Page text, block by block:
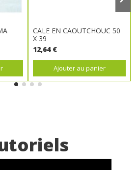
CALE EN CAOUTCHOUC 50
X 39
12,64 €
Ajouter au panier